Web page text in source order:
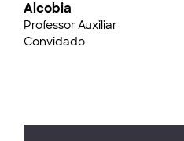
Alcobia
Professor Auxiliar
Convidado